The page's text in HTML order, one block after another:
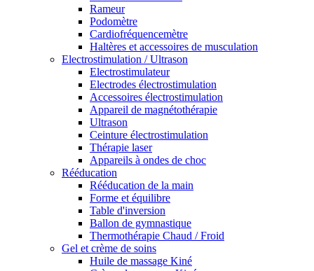
Rameur
Podomètre
Cardiofréquencemètre
Haltères et accessoires de musculation
Electrostimulation / Ultrason
Electrostimulateur
Electrodes électrostimulation
Accessoires électrostimulation
Appareil de magnétothérapie
Ultrason
Ceinture électrostimulation
Thérapie laser
Appareils à ondes de choc
Rééducation
Rééducation de la main
Forme et équilibre
Table d'inversion
Ballon de gymnastique
Thermothérapie Chaud / Froid
Gel et crème de soins
Huile de massage Kiné